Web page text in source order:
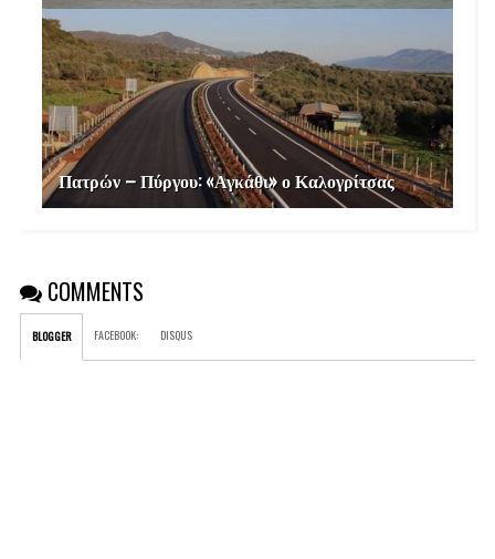
Πατρών – Πύργου: «Αγκάθι» ο Καλογρίτσας
COMMENTS
BLOGGER FACEBOOK: